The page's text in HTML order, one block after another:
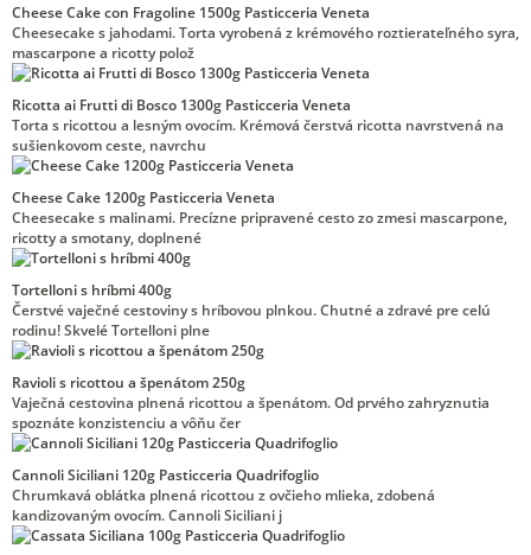
Cheese Cake con Fragoline 1500g Pasticceria Veneta
Cheesecake s jahodami. Torta vyrobená z krémového roztierateľného syra,
mascarpone a ricotty polož
Ricotta ai Frutti di Bosco 1300g Pasticceria Veneta
Torta s ricottou a lesným ovocím. Krémová čerstvá ricotta navrstvená na
sušienkovom ceste, navrchu
Cheese Cake 1200g Pasticceria Veneta
Cheesecake s malinami. Precízne pripravené cesto zo zmesi mascarpone,
ricotty a smotany, doplnené
Tortelloni s hríbmi 400g
Čerstvé vaječné cestoviny s hríbovou plnkou. Chutné a zdravé pre celú
rodinu! Skvelé Tortelloni plne
Ravioli s ricottou a špenátom 250g
Vaječná cestovina plnená ricottou a špenátom. Od prvého zahryznutia
spoznáte konzistenciu a vôňu čer
Cannoli Siciliani 120g Pasticceria Quadrifoglio
Chrumkavá oblátka plnená ricottou z ovčieho mlieka, zdobená
kandizovaným ovocím. Cannoli Siciliani j